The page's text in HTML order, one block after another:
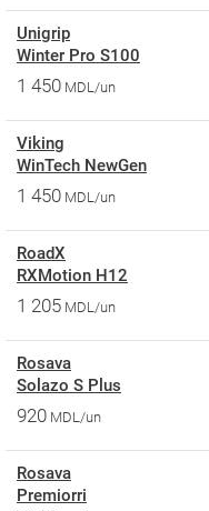
Unigrip
Winter Pro S100
1 450 MDL/un
Viking
WinTech NewGen
1 450 MDL/un
RoadX
RXMotion H12
1 205 MDL/un
Rosava
Solazo S Plus
920 MDL/un
Rosava
Premiorri